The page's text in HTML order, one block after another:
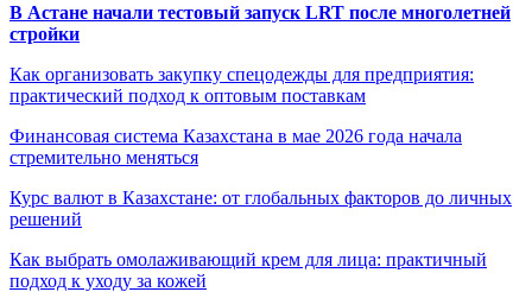
В Астане начали тестовый запуск LRT после многолетней
стройки
Как организовать закупку спецодежды для предприятия:
практический подход к оптовым поставкам
Финансовая система Казахстана в мае 2026 года начала
стремительно меняться
Курс валют в Казахстане: от глобальных факторов до личных
решений
Как выбрать омолаживающий крем для лица: практичный
подход к уходу за кожей